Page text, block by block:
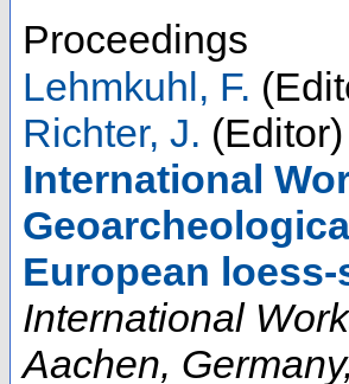
Proceedings
Lehmkuhl, F.
Richter, J. (Editor)
International
European
International
Aachen, Germany